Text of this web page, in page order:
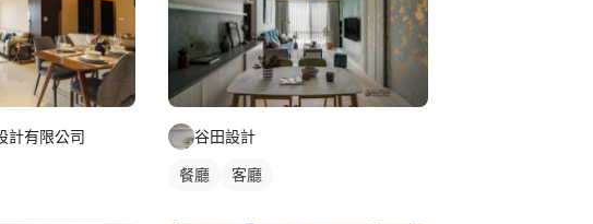
計有限公司 谷田設計
餐廳 客廳